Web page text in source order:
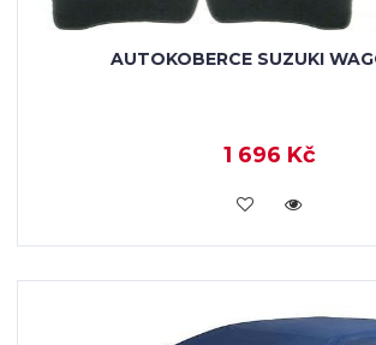
AUTOKOBERCE SUZUKI
1 696 Kč
KOUPIT